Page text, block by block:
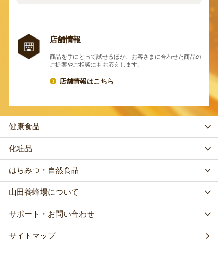
店舗情報
商品を手にとって試せるほか、お客さまに合わせた商品の
ご提案やご相談にもお応えします。
店舗情報はこちら
健康食品
化粧品
はちみつ・自然食品
山田養蜂場について
サポート・お問い合わせ
サイトマップ